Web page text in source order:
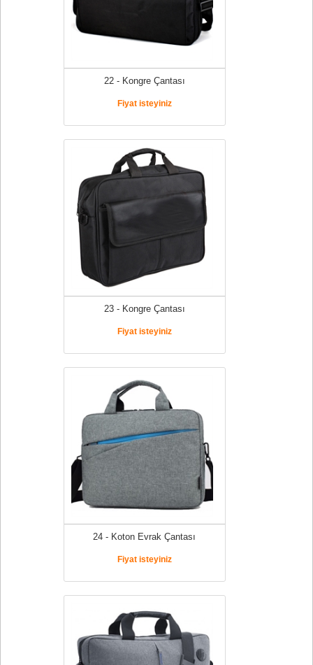
22 - Kongre Çantası
Fiyat isteyiniz
23 - Kongre Çantası
Fiyat isteyiniz
24 - Koton Evrak Çantası
Fiyat isteyiniz